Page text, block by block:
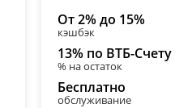
От 2% до 15%
кэшбэк
13% по ВТБ-Счету
% на остаток
Бесплатно
обслуживание